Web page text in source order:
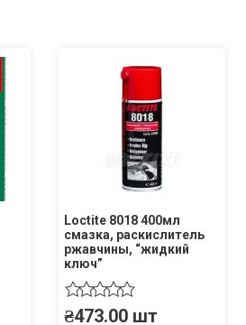
Loctite 8018 400мл
смазка, раскислитель
ржавчины, “жидкий
ключ”
₴473.00 шт